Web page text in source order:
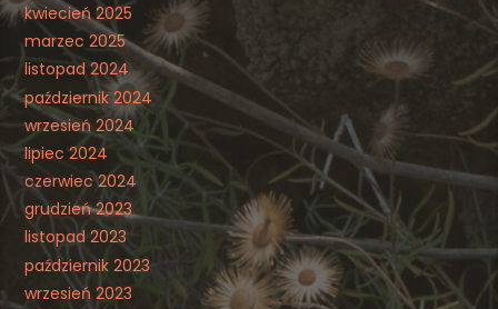
kwiecień 2025
marzec 2025
listopad 2024
październik 2024
wrzesień 2024
lipiec 2024
czerwiec 2024
grudzień 2023
listopad 2023
październik 2023
wrzesień 2023